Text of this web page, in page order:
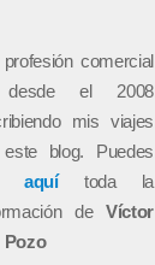
comercial
el 2008
mis viajes
blog. Puedes
aquítoda la
de Víctor
Pozo